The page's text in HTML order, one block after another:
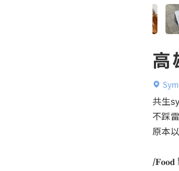
高
共生
不踩
原本
/𝐅𝐨𝐨𝐝